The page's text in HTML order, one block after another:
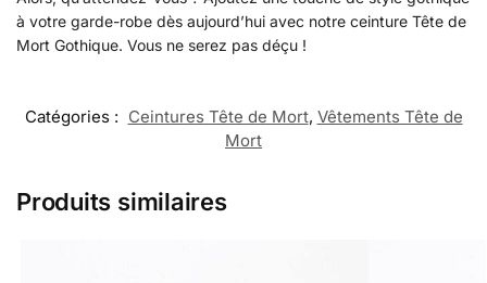
à votre garde-robe dès aujourd’hui avec notre ceinture Tête de
Mort Gothique. Vous ne serez pas déçu !
Catégories : Ceintures Tête de Mort, Vêtements Tête de
Mort
Produits similaires